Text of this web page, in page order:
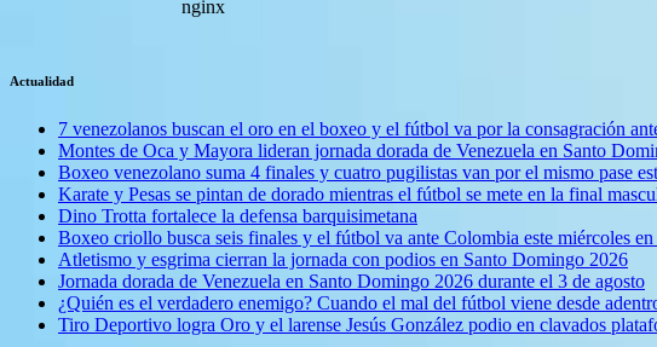
Actualidad
7 venezolanos buscan el oro en el boxeo y el fútbol va por la consagración
Montes de Oca y Mayora lideran jornada dorada de Venezuela en Santo
Boxeo venezolano suma 4 finales y cuatro pugilistas van por el mismo pase
Karate y Pesas se pintan de dorado mientras el fútbol se mete en la final
Dino Trotta fortalece la defensa barquisimetana
Boxeo criollo busca seis finales y el fútbol va ante Colombia este miércoles en
Atletismo y esgrima cierran la jornada con podios en Santo Domingo 2026
Jornada dorada de Venezuela en Santo Domingo 2026 durante el 3 de agosto
¿Quién es el verdadero enemigo? Cuando el mal del fútbol viene desde
Tiro Deportivo logra Oro y el larense Jesús González podio en clavados